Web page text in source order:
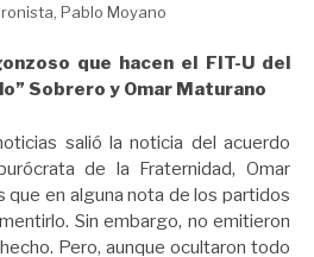
Pablo Moyano
que hacen el FIT-U del
Sobrero y Omar Maturano
salió la noticia del acuerdo
de la Fraternidad, Omar
que en alguna nota de los partidos
Sin embargo, no emitieron
Pero, aunque ocultaron todo